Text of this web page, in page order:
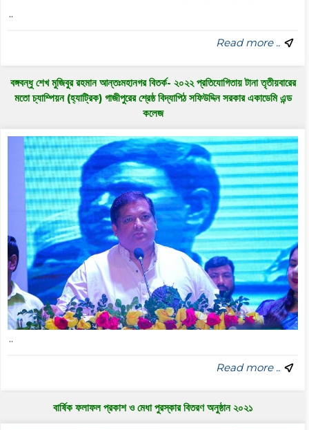
..
Read more ..
বঙ্গবন্ধু শেখ মুজিবুর রহমান আন্তঃমহানগর বিতর্ক- ২০২২ প্রতিযোগিতায় টানা তৃতীয়বারের
মতো চ্যাম্পিয়ন (হ্যাট্রিক) গাজীপুরের শ্রেষ্ঠ বিদ্যাপিঠ সফিউদ্দিন সরকার একাডেমি এন্ড
কলেজ
..
Read more ..
বার্ষিক ফলাফল প্রকাশ ও মেধা পুরস্কার বিতরণ অনুষ্ঠান ২০২১